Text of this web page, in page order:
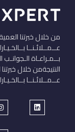
من خلال خبرتنا
عــمــلائـنــا
بــمـراعـاة
النتيجةمن خلال
عــمــلائـنــا